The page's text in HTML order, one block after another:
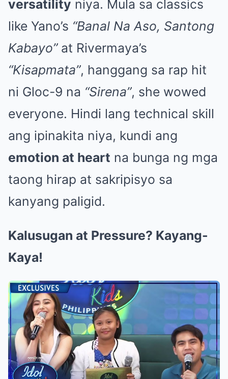
versatility niya. Mula sa classics
like Yano’s “Banal Na Aso, Santong
Kabayo”at Rivermaya’s
“Kisapmata”, hanggang sa rap hit
ni Gloc-9 na “Sirena”, she wowed
everyone. Hindi lang technical skill
ang ipinakita niya, kundi ang
emotion at heart na bunga ng mga
taong hirap at sakripisyo sa
kanyang paligid.
Kalusugan at Pressure? Kayang-
Kaya!